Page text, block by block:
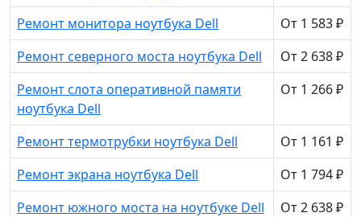
Ремонт монитора ноутбука Dell
От 1 583 ₽
Ремонт северного моста ноутбука Dell
От 2 638 ₽
Ремонт слота оперативной памяти
ноутбука Dell
От 1 266 ₽
Ремонт термотрубки ноутбука Dell
От 1 161 ₽
Ремонт экрана ноутбука Dell
От 1 794 ₽
Ремонт южного моста на ноутбуке Dell
От 2 638 ₽